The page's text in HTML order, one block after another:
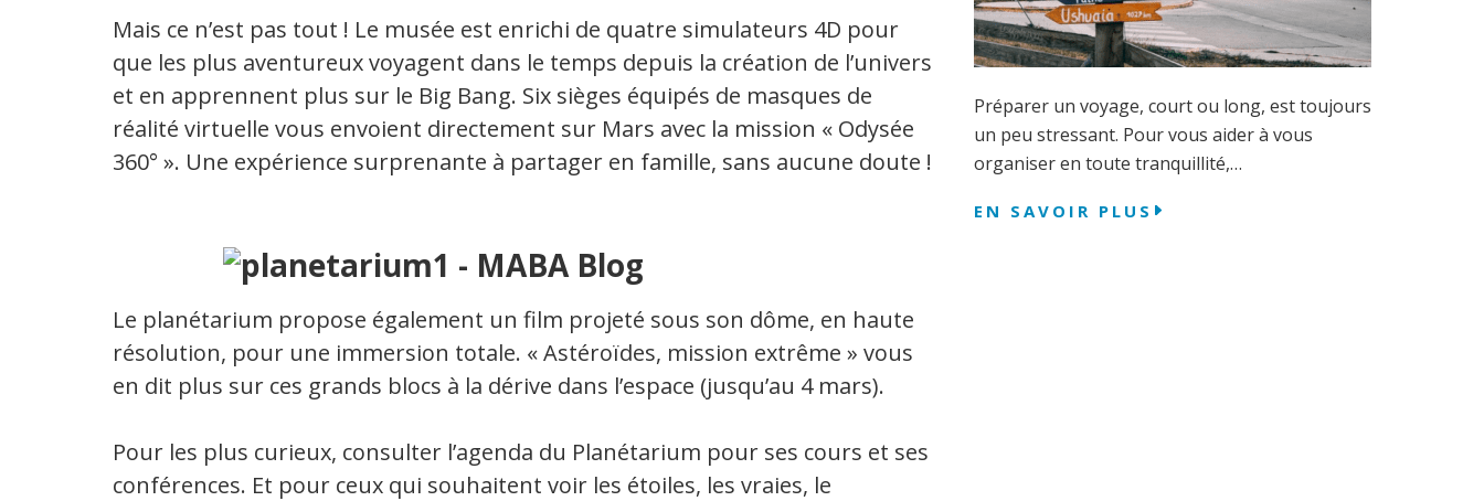
Mais ce n’est pas tout ! Le musée est enrichi de quatre simulateurs 4D pour
que les plus aventureux voyagent dans le temps depuis la création de l’univers
et en apprennent plus sur le Big Bang. Six sièges équipés de masques de
réalité virtuelle vous envoient directement sur Mars avec la mission « Odysée
360° ». Une expérience surprenante à partager en famille, sans aucune doute !
Le planétarium propose également un film projeté sous son dôme, en haute
résolution, pour une immersion totale. « Astéroïdes, mission extrême » vous
en dit plus sur ces grands blocs à la dérive dans l’espace (jusqu’au 4 mars).
Pour les plus curieux, consulter l’agenda du Planétarium pour ses cours et ses
conférences. Et pour ceux qui souhaitent voir les étoiles, les vraies, le
Préparer un voyage, court ou long, est toujours
un peu stressant. Pour vous aider à vous
organiser en toute tranquillité,…
EN SAVOIR PLUS